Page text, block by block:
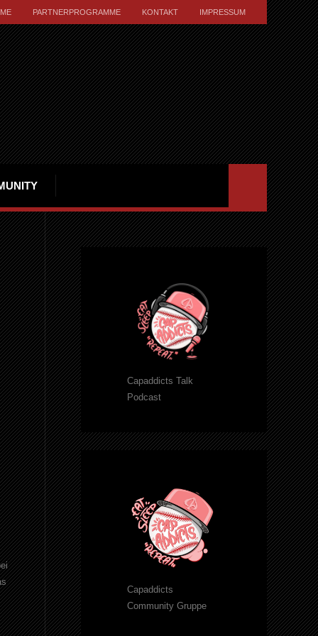
PARTNERPROGRAMME KONTAKT IMPRESSUM
Capaddicts Talk
Podcast
Capaddicts
Community Gruppe